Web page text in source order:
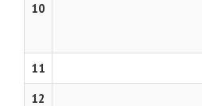
10
11
12